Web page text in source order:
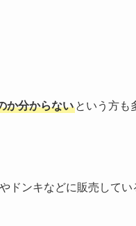
か分からない という方も
ンキなどに販売してい